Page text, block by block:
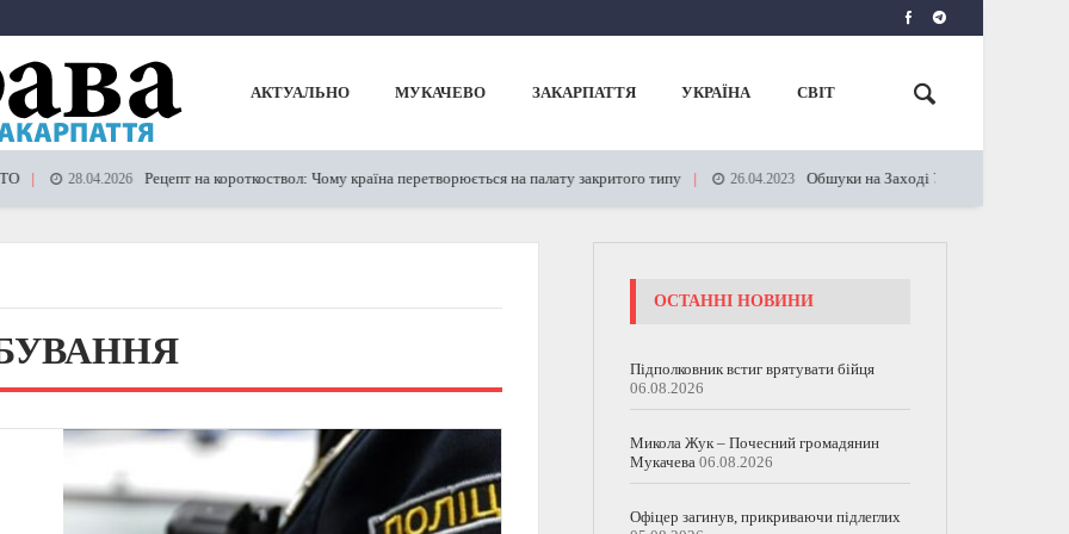
АКТУАЛЬНО МУКАЧЕВО ЗАКАРПАТТЯ УКРАЇНА СВІТ
Рецепт на короткоствол: Чому країна перетворюється на палату закритого типу 26.04.2023 Обшуки на Заході України: виявлено величезне
ОСТАННІ НОВИНИ
Підполковник встиг врятувати бійця
06.08.2026
Микола Жук – Почесний громадянин
Мукачева 06.08.2026
Офіцер загинув, прикриваючи підлеглих